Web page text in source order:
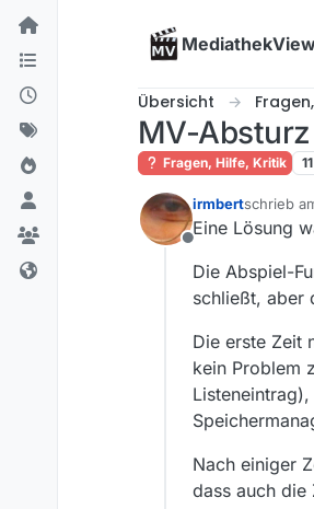
Skip to content
Übersicht
MV-
Fragen, Hilfe, Kritik 11
Offline
irmbertschrieb
zuletzt
Eine Lösung
Die Abspiel-
schließt, aber
Die erste Zeit
kein Problem
Nach einiger
dass auch die